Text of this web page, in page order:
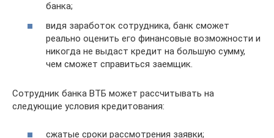
банка;
видя заработок сотрудника, банк сможет
реально оценить его финансовые возможности и
никогда не выдаст кредит на большую сумму,
чем сможет справиться заемщик.
Сотрудник банка ВТБ может рассчитывать на
следующие условия кредитования:
сжатые сроки рассмотрения заявки;